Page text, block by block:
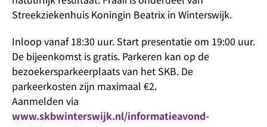
Streekziekenhuis Koningin Beatrix in Winterswijk.
Inloop vanaf 18:30 uur. Start presentatie om 19:00 uur.
De bijeenkomst is gratis. Parkeren kan op de
bezoekersparkeerplaats van het SKB. De
parkeerkosten zijn maximaal €2.
Aanmelden via
www.skbwinterswijk.nl/informatieavond-